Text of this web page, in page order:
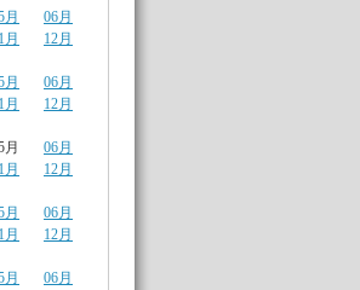
月
06月
月
12月
月
06月
月
12月
月
06月
月
12月
月
06月
月
12月
月
06月